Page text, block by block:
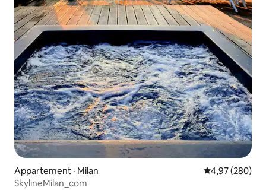
Appartement · Milan Note
4,97 (280)
SkylineMilan_com